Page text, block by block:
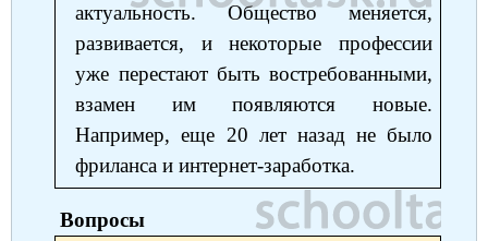
актуальность. Общество меняется,
развивается, и некоторые профессии
уже перестают быть востребованными,
взамен им появляются новые.
Например, еще 20 лет назад не было
фриланса и интернет-заработка.
Вопросы